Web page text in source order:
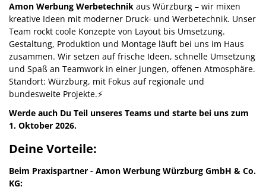
Amon Werbung Werbetechnik aus Würzburg – wir mixen
kreative Ideen mit moderner Druck- und Werbetechnik. Unser
Team rockt coole Konzepte von Layout bis Umsetzung.
Gestaltung, Produktion und Montage läuft bei uns im Haus
zusammen. Wir setzen auf frische Ideen, schnelle Umsetzung
und Spaß an Teamwork in einer jungen, offenen Atmosphäre.
Standort: Würzburg, mit Fokus auf regionale und
bundesweite Projekte.⚡️
Werde auch Du Teil unseres Teams und starte bei uns zum
1. Oktober 2026.
Deine Vorteile:
Beim Praxispartner - Amon Werbung Würzburg GmbH & Co.
KG: